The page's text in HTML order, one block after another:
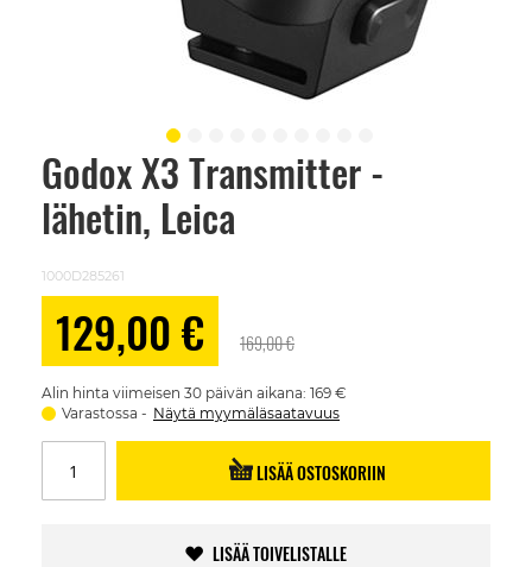
Godox X3 Transmitter -
lähetin, Leica
1000D285261
129,00 € 169,00 €
Alin hinta viimeisen 30 päivän aikana: 169 €
Varastossa
Näytä myymäläsaatavuus
LISÄÄ OSTOSKORIIN
LISÄÄ TOIVELISTALLE
Skip
beginning
images
gallery